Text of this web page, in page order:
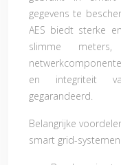
gegevens te
AES biedt sterke
slimme
en integriteit
gegarandeerd.
Belangrijke
smart grid-